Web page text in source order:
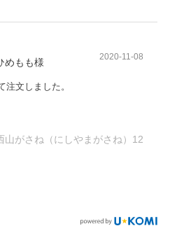
めもも様 2020-11-08
注文しました。
山がさね（にしやまがさね）12